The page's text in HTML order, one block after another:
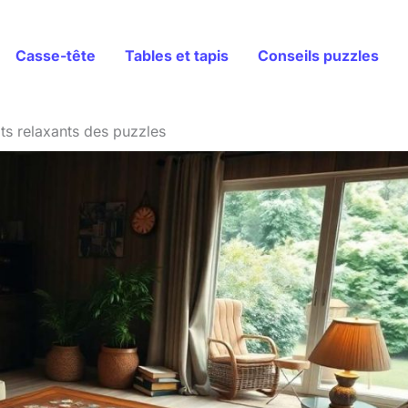
Casse-tête Tables et tapis Conseils puzzles
relaxants des puzzles